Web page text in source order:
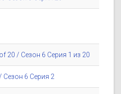
20 / Сезон 6 Серия 1 из 20
Сезон 6 Серия 2